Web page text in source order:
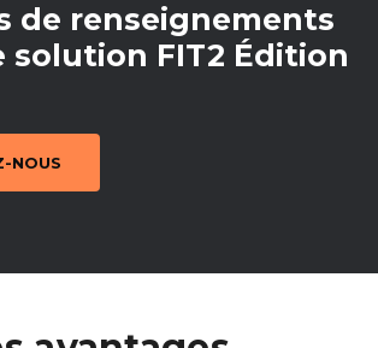
de renseignements
solution FIT2 Édition
NOUS